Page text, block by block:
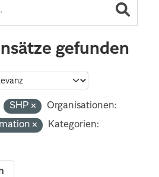
gefunden
SHP
Organisationen:
Kategorien: